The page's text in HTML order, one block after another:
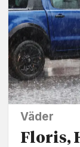
Väder
Floris,